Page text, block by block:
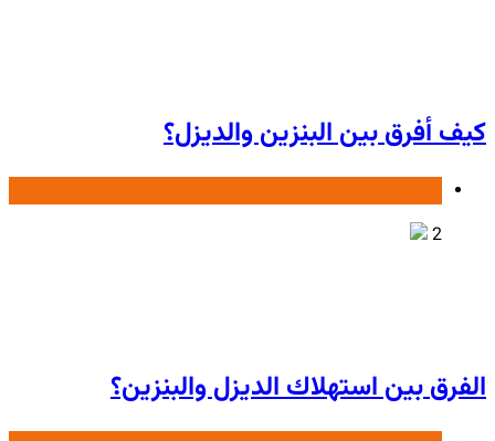
كيف أفرق بين البنزين والديزل؟
2
الفرق بين استهلاك الديزل والبنزين؟